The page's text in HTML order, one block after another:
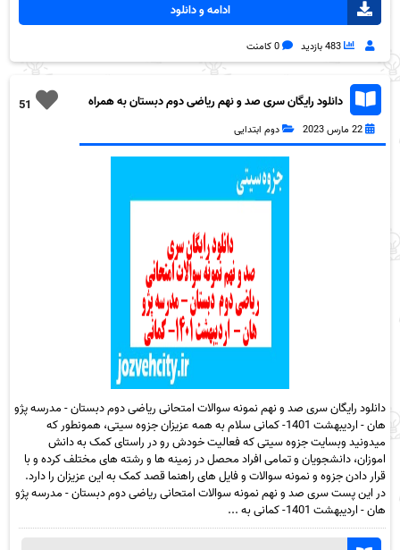
ادامه و دانلود
483 بازدید 0 کامنت
51
دانلود رایگان سری صد و نهم ریاضی دوم دبستان به همراه
22 مارس 2023 دوم ابتدایی
دانلود رایگان سری صد و نهم نمونه سوالات امتحانی ریاضی دوم دبستان - مدرسه پژو
هان - اردیبهشت 1401- کمانی سلام به همه عزیزان جزوه سیتی، همونطور که
میدونید وبسایت جزوه سیتی که فعالیت خودش رو در راستای کمک به دانش
اموزان، دانشجویان و تمامی افراد محصل در زمینه ها و رشته های مختلف کرده و با
قرار دادن جزوه و نمونه سوالات و فایل های راهنما قصد کمک به این عزیزان را دارد.
در این پست سری صد و نهم نمونه سوالات امتحانی ریاضی دوم دبستان - مدرسه پژو
هان - اردیبهشت 1401- کمانی به ...